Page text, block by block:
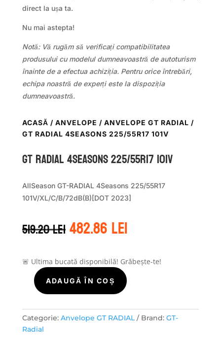
direct la ușa ta.
Nu mai astepta!
Notă: Vă rugăm să verificați compatibilitatea
produsului cu modelul dumneavoastră de autoturism
înainte de a efectua achiziția. Pentru orice întrebări,
echipa noastră de experți este la dispoziția
dumneavoastră.
ACASĂ / ANVELOPE / ANVELOPE GT RADIAL /
GT RADIAL 4SEASONS 225/55R17 101V
GT Radial 4SEASONS 225/55R17 101V
AllSeason GT-RADIAL 4Seasons 225/55R17
101V/XL/C/B/72dB(B)[DOT 2023]
519.20leiPrețul
inițial
fost:
519.20 lei.
482.86leiPrețul
curent
482.86 lei.
🚨 Ultima bucată disponibilă! Grăbește-te!
Cantitate
Radial
4SEASONS
225/55R17
ADAUGĂ ÎN COȘ
Categorie: Anvelope GT RADIAL Brand: GT-
Radial